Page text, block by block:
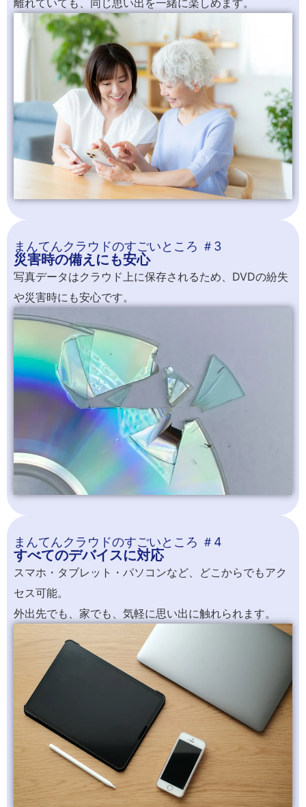
離れていても、同じ思い出を一緒に楽しめます。
まんてんクラウドのすごいところ ＃3
災害時の備えにも安心
写真データはクラウド上に保存されるため、DVDの紛失
や災害時にも安心です。
まんてんクラウドのすごいところ ＃4
すべてのデバイスに対応
スマホ・タブレット・パソコンなど、どこからでもアク
セス可能。
外出先でも、家でも、気軽に思い出に触れられます。